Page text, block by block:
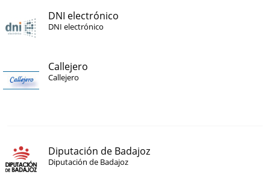
DNI electrónico
DNI electrónico
Callejero
Callejero
Diputación de Badajoz
Diputación de Badajoz